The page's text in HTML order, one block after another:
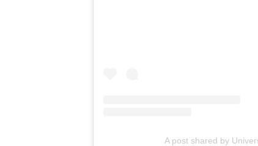
A post shared by